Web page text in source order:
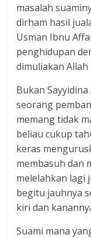
masalah
dirham hasil
Usman Ibnu
penghidupan
dimuliakan
Bukan
seorang
memang tidak
beliau cukup
keras
membasuh dan
melelahkan lagi
begitu jauhnya
kiri dan
Suami mana